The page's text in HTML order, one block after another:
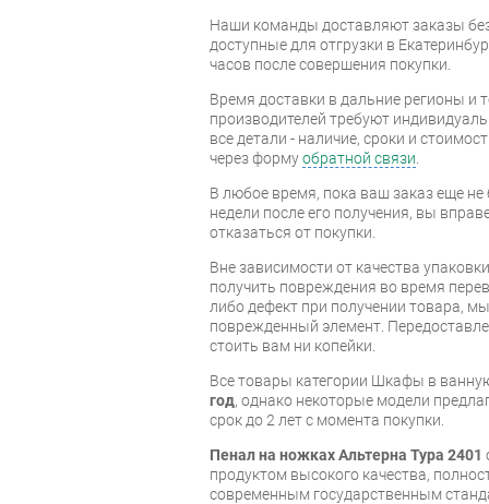
Наши команды доставляют заказы
доступные для отгрузки в
часов после совершения покупки.
Время доставки в дальние регионы и
производителей требуют
все детали - наличие, сроки и
через формуобратной связи
В любое время, пока ваш заказ еще не
недели после его получения, вы
отказаться от покупки.
Вне зависимости от качества
получить повреждения во время
либо дефект при получении товара,
поврежденный элемент.
стоить вам ни копейки.
Все товары категории Шкафы в
год, однако некоторые модели
срок до 2 лет с момента покупки.
Пенал на ножках Альтерна Тура 2401
продуктом высокого качества,
современным государственным